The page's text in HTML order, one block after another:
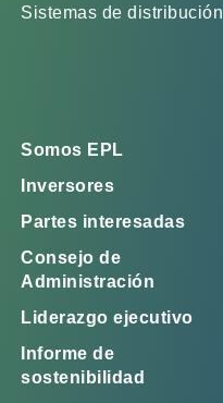
Sistemas de distribución
Somos EPL
Inversores
Partes interesadas
Consejo de
Administración
Liderazgo ejecutivo
Informe de
sostenibilidad